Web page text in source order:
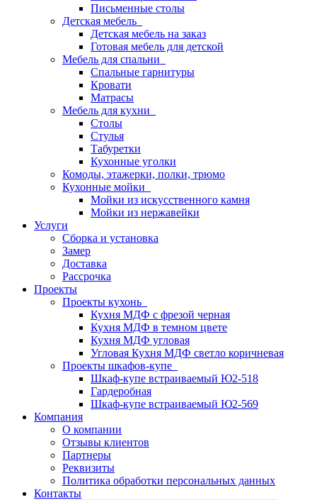
Письменные столы
Детская мебель
Детская мебель на заказ
Готовая мебель для детской
Мебель для спальни
Спальные гарнитуры
Кровати
Матрасы
Мебель для кухни
Столы
Стулья
Табуретки
Кухонные уголки
Комоды, этажерки, полки, трюмо
Кухонные мойки
Мойки из искусственного камня
Мойки из нержавейки
Услуги
Сборка и установка
Замер
Доставка
Рассрочка
Проекты
Проекты кухонь
Кухня МДФ с фрезой черная
Кухня МДФ в темном цвете
Кухня МДФ угловая
Угловая Кухня МДФ светло коричневая
Проекты шкафов-купе
Шкаф-купе встраиваемый Ю2-518
Гардеробная
Шкаф-купе встраиваемый Ю2-569
Компания
О компании
Отзывы клиентов
Партнеры
Реквизиты
Политика обработки персональных данных
Контакты